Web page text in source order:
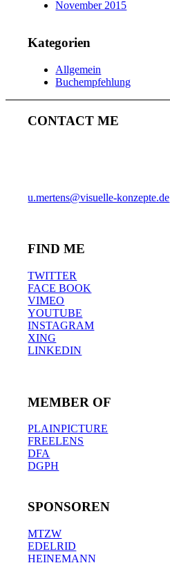
November 2015
Kategorien
Allgemein
Buchempfehlung
CONTACT ME
u.mertens@visuelle-konzepte.de
FIND ME
TWITTER
FACE BOOK
VIMEO
YOUTUBE
INSTAGRAM
XING
LINKEDIN
MEMBER OF
PLAINPICTURE
FREELENS
DFA
DGPH
SPONSOREN
MTZW
EDELRID
HEINEMANN